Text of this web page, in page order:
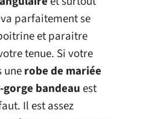
parfaitement se
et paraitre
tenue. Si votre
unerobe de mariée
bandeauest
Il est assez